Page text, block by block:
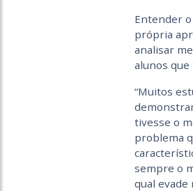
Entender
própria
analisar
alunos que
“Muitos
tivesse o
problema
sempre o
qual evade